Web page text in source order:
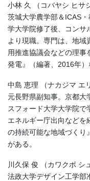
小林 久 （コバヤシ ヒサ
茨城大学農学部＆ICAS
学大学院修了後、コンサ
より現職。専門は、地域
用推進協議会などの理事
発電』（編著、2016年）
中島 恵理 （ナカジマ エ
元長野県副知事。京都大
スフォード大学大学院
エネルギー庁出向などを
の持続可能な地域づくり
がある。
川久保 俊 （カワクボ シ
法政大学デザイン工学部